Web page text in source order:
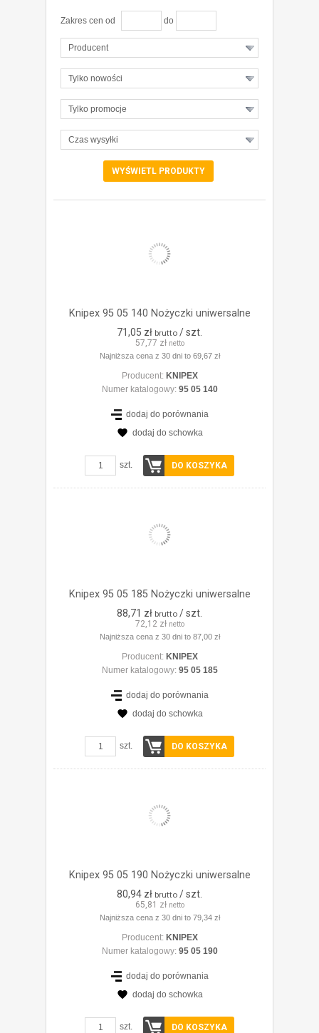
Zakres cen od do
Producent
Tylko nowości
Tylko promocje
Czas wysyłki
ZOBACZ SZCZEGÓŁY
Knipex 95 05 140 Nożyczki uniwersalne
71,05 zł brutto / szt.
57,77 zł netto
Najniższa cena z 30 dni to 69,67 zł
Producent: KNIPEX
Numer katalogowy: 95 05 140
dodaj do porównania
dodaj do schowka
szt. DO KOSZYKA
Knipex 95 05 185 Nożyczki uniwersalne
88,71 zł brutto / szt.
72,12 zł netto
Najniższa cena z 30 dni to 87,00 zł
Producent: KNIPEX
Numer katalogowy: 95 05 185
dodaj do porównania
dodaj do schowka
szt. DO KOSZYKA
Knipex 95 05 190 Nożyczki uniwersalne
80,94 zł brutto / szt.
65,81 zł netto
Najniższa cena z 30 dni to 79,34 zł
Producent: KNIPEX
Numer katalogowy: 95 05 190
dodaj do porównania
dodaj do schowka
szt. DO KOSZYKA